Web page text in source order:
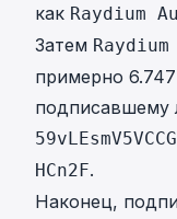
как Raydium
Затем
примерно
подписавшему
HCn2F.
Наконец,